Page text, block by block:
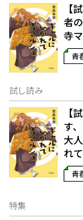
【
者
寺
青
試し読み
【
す
大
れ
青
特集